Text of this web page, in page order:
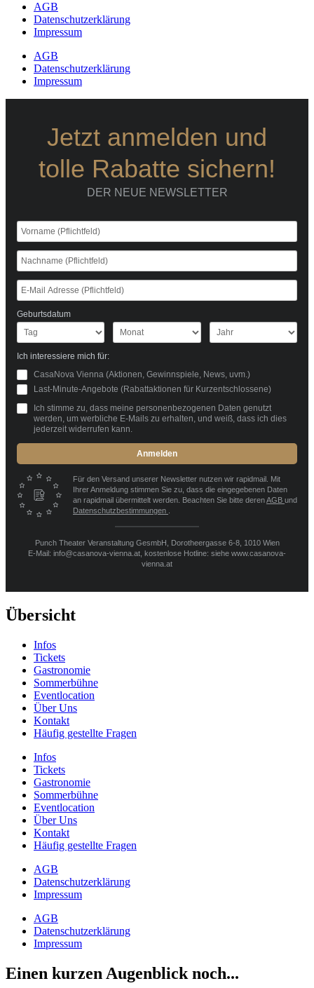
AGB
Datenschutzerklärung
Impressum
AGB
Datenschutzerklärung
Impressum
Jetzt anmelden und
tolle Rabatte sichern!
DER NEUE NEWSLETTER
Geburtsdatum
Ich interessiere mich für:
CasaNova Vienna (Aktionen, Gewinnspiele, News, uvm.)
Last-Minute-Angebote (Rabattaktionen für Kurzentschlossene)
Ich stimme zu, dass meine personenbezogenen Daten genutzt
werden, um werbliche E-Mails zu erhalten, und weiß, dass ich dies
jederzeit widerrufen kann.
Anmelden
Für den Versand unserer Newsletter nutzen wir rapidmail. Mit
Ihrer Anmeldung stimmen Sie zu, dass die eingegebenen Daten
an rapidmail übermittelt werden. Beachten Sie bitte derenAGB und
Datenschutzbestimmungen
Punch Theater Veranstaltung GesmbH, Dorotheergasse 6-8, 1010 Wien
E-Mail: info@casanova-vienna.at, kostenlose Hotline: siehe www.casanova-
vienna.at
Übersicht
Infos
Tickets
Gastronomie
Sommerbühne
Eventlocation
Über Uns
Kontakt
Häufig gestellte Fragen
Infos
Tickets
Gastronomie
Sommerbühne
Eventlocation
Über Uns
Kontakt
Häufig gestellte Fragen
AGB
Datenschutzerklärung
Impressum
AGB
Datenschutzerklärung
Impressum
Einen kurzen Augenblick noch...